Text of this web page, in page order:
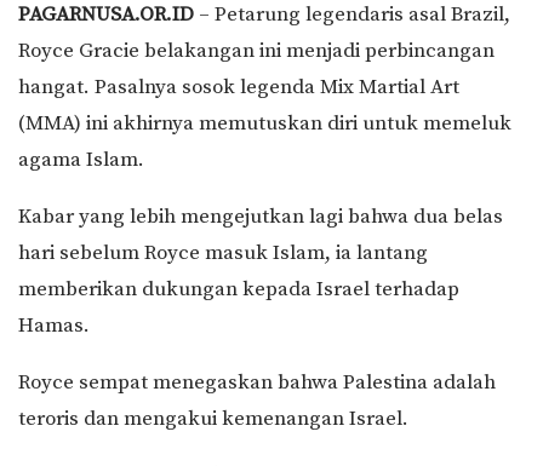
PAGARNUSA.OR.ID – Petarung legendaris asal Brazil,
Royce Gracie belakangan ini menjadi perbincangan
hangat. Pasalnya sosok legenda Mix Martial Art
(MMA) ini akhirnya memutuskan diri untuk memeluk
agama Islam.
Kabar yang lebih mengejutkan lagi bahwa dua belas
hari sebelum Royce masuk Islam, ia lantang
memberikan dukungan kepada Israel terhadap
Hamas.
Royce sempat menegaskan bahwa Palestina adalah
teroris dan mengakui kemenangan Israel.